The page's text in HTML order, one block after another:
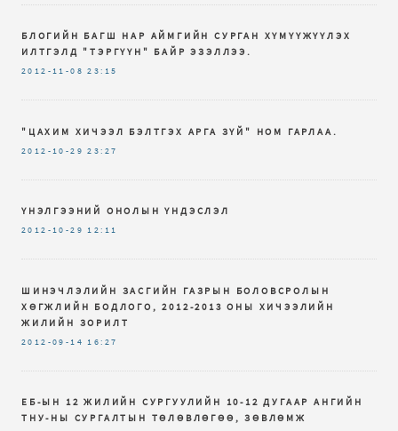
БЛОГИЙН БАГШ НАР АЙМГИЙН СУРГАН ХҮМҮҮЖҮҮЛЭХ
ИЛТГЭЛД "ТЭРГҮҮН" БАЙР ЭЗЭЛЛЭЭ.
2012-11-08 23:15
"ЦАХИМ ХИЧЭЭЛ БЭЛТГЭХ АРГА ЗҮЙ" НОМ ГАРЛАА.
2012-10-29 23:27
ҮНЭЛГЭЭНИЙ ОНОЛЫН ҮНДЭСЛЭЛ
2012-10-29 12:11
ШИНЭЧЛЭЛИЙН ЗАСГИЙН ГАЗРЫН БОЛОВСРОЛЫН
ХӨГЖЛИЙН БОДЛОГО, 2012-2013 ОНЫ ХИЧЭЭЛИЙН
ЖИЛИЙН ЗОРИЛТ
2012-09-14 16:27
ЕБ-ЫН 12 ЖИЛИЙН СУРГУУЛИЙН 10-12 ДУГААР АНГИЙН
ТНУ-НЫ СУРГАЛТЫН ТӨЛӨВЛӨГӨӨ, ЗӨВЛӨМЖ